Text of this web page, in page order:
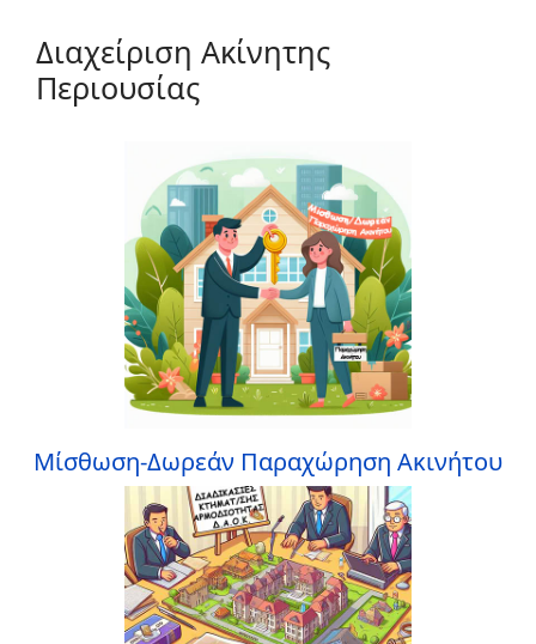
Διαχείριση Ακίνητης
Περιουσίας
Μίσθωση-Δωρεάν Παραχώρηση Ακινήτου